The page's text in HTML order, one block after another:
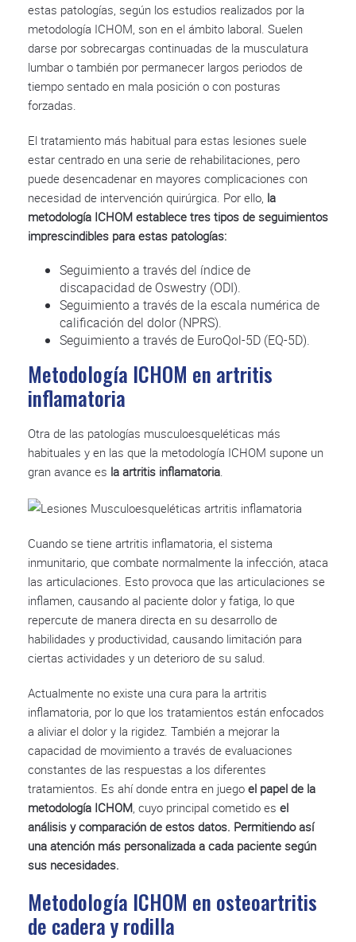
estas patologías, según los estudios realizados por la
metodología ICHOM, son en el ámbito laboral. Suelen
darse por sobrecargas continuadas de la musculatura
lumbar o también por permanecer largos periodos de
tiempo sentado en mala posición o con posturas
forzadas.
El tratamiento más habitual para estas lesiones suele
estar centrado en una serie de rehabilitaciones, pero
puede desencadenar en mayores complicaciones con
necesidad de intervención quirúrgica. Por ello, la
metodología ICHOM establece tres tipos de seguimientos
imprescindibles para estas patologías:
Seguimiento a través del índice de
discapacidad de Oswestry (ODI).
Seguimiento a través de la escala numérica de
calificación del dolor (NPRS).
Seguimiento a través de EuroQol-5D (EQ-5D).
Metodología ICHOM en artritis
inflamatoria
Otra de las patologías musculoesqueléticas más
habituales y en las que la metodología ICHOM supone un
gran avance es la artritis inflamatoria
Cuando se tiene artritis inflamatoria, el sistema
inmunitario, que combate normalmente la infección, ataca
las articulaciones. Esto provoca que las articulaciones se
inflamen, causando al paciente dolor y fatiga, lo que
repercute de manera directa en su desarrollo de
habilidades y productividad, causando limitación para
ciertas actividades y un deterioro de su salud.
Actualmente no existe una cura para la artritis
inflamatoria, por lo que los tratamientos están enfocados
a aliviar el dolor y la rigidez. También a mejorar la
capacidad de movimiento a través de evaluaciones
constantes de las respuestas a los diferentes
tratamientos. Es ahí donde entra en juego el papel de la
metodología ICHOM , cuyo principal cometido es el
análisis y comparación de estos datos. Permitiendo así
una atención más personalizada a cada paciente según
sus necesidades.
Metodología ICHOM en osteoartritis
de cadera y rodilla